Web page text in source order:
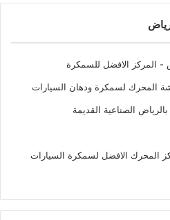
- المركز الافضل للسمكرة
المحرك لسمكرة ودهان السيارات
الصناعية القديمة
المحرك الافضل لسمكرة السيارات